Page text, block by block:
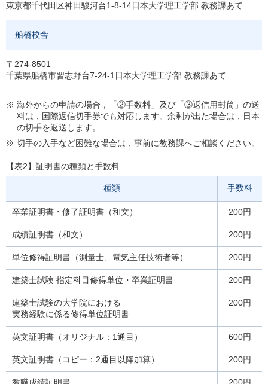
東京都千代田区神田駿河台1-8-14日本大学理工学部 教務課あて
船橋校舎
〒274-8501
千葉県船橋市習志野台7-24-1日本大学理工学部 教務課あて
※ 海外からの申請の場合，「②手数料」及び「③返信用封筒」の送
料は，国際返信切手券でも対応します。余剰が出た場合は，日本
の切手を返送します。
※ 切手の入手など困難な場合は，事前に教務課へご相談ください。
【表2】証明書の種類と手数料
種類 手数料
卒業証明書・修了証明書 （和文） 200円
成績証明書 （和文） 200円
単位修得証明書 （測量士、電気主任技術者等） 200円
建築士試験 指定科目修得単位・卒業証明書 200円
建築士試験の大学院における
実務経験に係る修得単位証明書
200円
英文証明書 （オリジナル：1通目） 600円
英文証明書 （コピー：2通目以降加算） 200円